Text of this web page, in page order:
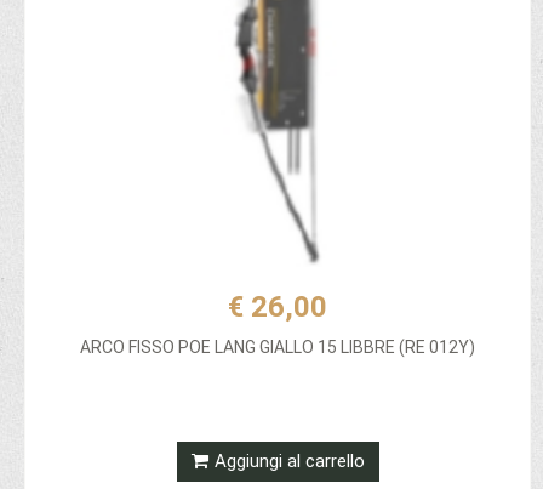
€ 26,00
ARCO FISSO POE LANG GIALLO 15 LIBBRE (RE 012Y)
Aggiungi al carrello